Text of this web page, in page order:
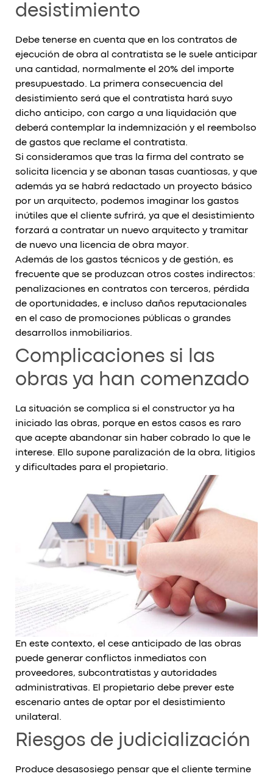
desistimiento
Debe tenerse en cuenta que en los contratos de
ejecución de obra al contratista se le suele anticipar
una cantidad, normalmente el 20% del importe
presupuestado. La primera consecuencia del
desistimiento será que el contratista hará suyo
dicho anticipo, con cargo a una liquidación que
deberá contemplar la indemnización y el reembolso
de gastos que reclame el contratista.
Si consideramos que tras la firma del contrato se
solicita licencia y se abonan tasas cuantiosas, y que
además ya se habrá redactado un proyecto básico
por un arquitecto, podemos imaginar los gastos
inútiles que el cliente sufrirá, ya que el desistimiento
forzará a contratar un nuevo arquitecto y tramitar
de nuevo una licencia de obra mayor.
Además de los gastos técnicos y de gestión, es
frecuente que se produzcan otros costes indirectos:
penalizaciones en contratos con terceros, pérdida
de oportunidades, e incluso daños reputacionales
en el caso de promociones públicas o grandes
desarrollos inmobiliarios.
Complicaciones si las
obras ya han comenzado
La situación se complica si el constructor ya ha
iniciado las obras, porque en estos casos es raro
que acepte abandonar sin haber cobrado lo que le
interese. Ello supone paralización de la obra, litigios
y dificultades para el propietario.
En este contexto, el cese anticipado de las obras
puede generar conflictos inmediatos con
proveedores, subcontratistas y autoridades
administrativas. El propietario debe prever este
escenario antes de optar por el desistimiento
unilateral.
Riesgos de judicialización
Produce desasosiego pensar que el cliente termine